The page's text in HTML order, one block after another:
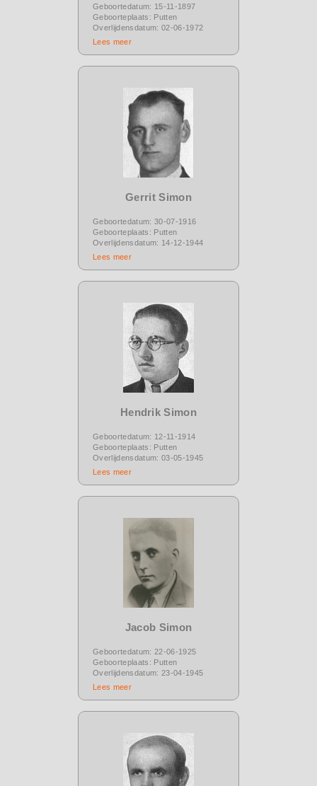
Geboortedatum: 15-11-1897
Geboorteplaats: Putten
Overlijdensdatum: 02-06-1972
Lees meer
Gerrit Simon
Geboortedatum: 30-07-1916
Geboorteplaats: Putten
Overlijdensdatum: 14-12-1944
Lees meer
Hendrik Simon
Geboortedatum: 12-11-1914
Geboorteplaats: Putten
Overlijdensdatum: 03-05-1945
Lees meer
Jacob Simon
Geboortedatum: 22-06-1925
Geboorteplaats: Putten
Overlijdensdatum: 23-04-1945
Lees meer